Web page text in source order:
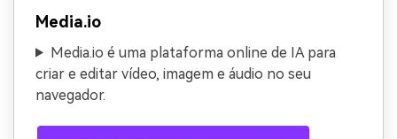
Media.io
Media.io é uma plataforma online de IA para
criar e editar vídeo, imagem e áudio no seu
navegador.